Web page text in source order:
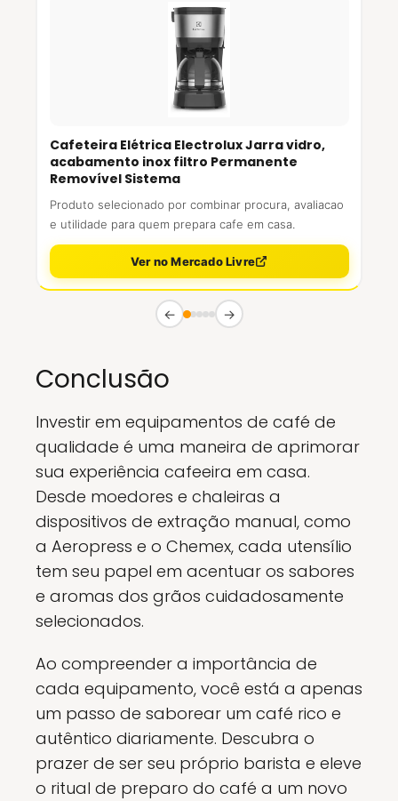
Cafeteira Elétrica Electrolux Jarra vidro,
acabamento inox filtro Permanente
Removível Sistema
Produto selecionado por combinar procura, avaliacao
e utilidade para quem prepara cafe em casa.
Ver no Mercado Livre
← →
Conclusão
Investir em equipamentos de café de
qualidade é uma maneira de aprimorar
sua experiência cafeeira em casa.
Desde moedores e chaleiras a
dispositivos de extração manual, como
a Aeropress e o Chemex, cada utensílio
tem seu papel em acentuar os sabores
e aromas dos grãos cuidadosamente
selecionados.
Ao compreender a importância de
cada equipamento, você está a apenas
um passo de saborear um café rico e
autêntico diariamente. Descubra o
prazer de ser seu próprio barista e eleve
o ritual de preparo do café a um novo